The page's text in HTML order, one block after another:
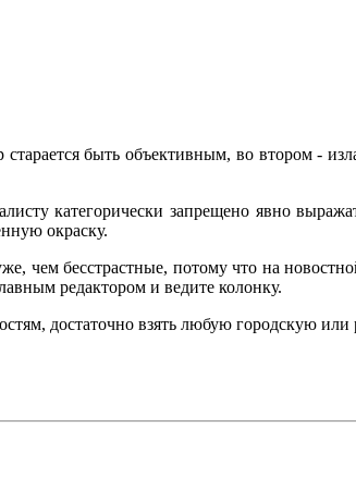
быть объективным, во втором -
категорически запрещено явно
окраску.
чем бесстрастные, потому что на
редактором и ведите колонку.
достаточно взять любую городскую или